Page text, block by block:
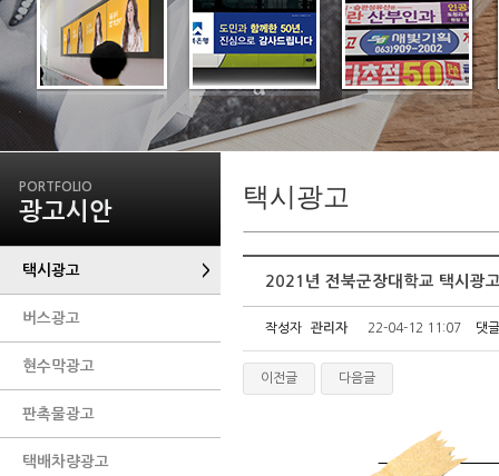
PORTFOLIO
광고시안
택시광고 >
버스광고
현수막광고
판촉물광고
택배차량광고
택시광고
2021년 전북군장대학교 택시광
작성자 관리자 22-04-12 11:07 댓글
이전글 다음글